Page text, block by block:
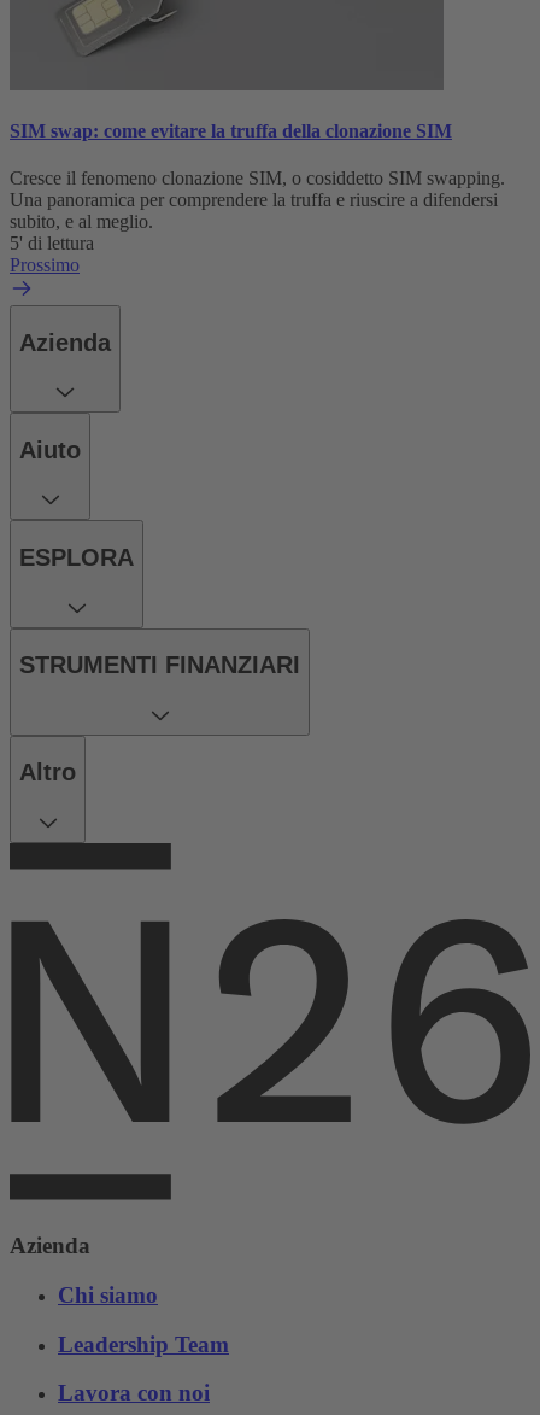
SIM swap: come evitare la truffa della clonazione SIM
Cresce il fenomeno clonazione SIM, o cosiddetto SIM swapping.
Una panoramica per comprendere la truffa e riuscire a difendersi
subito, e al meglio.
5' di lettura
Prossimo
Azienda
Aiuto
ESPLORA
STRUMENTI FINANZIARI
Altro
Azienda
Chi siamo
Leadership Team
Lavora con noi